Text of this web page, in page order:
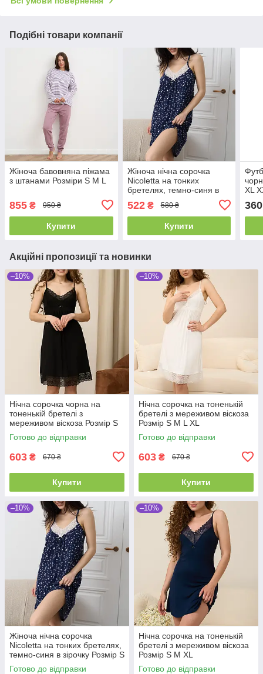
Подібні товари компанії
Жіноча бавовняна піжама
з штанами Розміри S M L
855 ₴ 950 ₴
Купити
Жіноча нічна сорочка
Nicoletta на тонких
бретелях, темно-синя в
522₴ 580 ₴
Купити
XL
360
Акційні пропозиції та новинки
–10%
Нічна сорочка чорна на
тоненькій бретелі з
мереживом віскоза Розмір S
M L XL
Готово до відправки
603 ₴ 670 ₴
Купити
–10%
Нічна сорочка на тоненькій
бретелі з мереживом віскоза
Розмір S M L XL
Готово до відправки
603 ₴ 670 ₴
Купити
–10%
Жіноча нічна сорочка
Nicoletta на тонких бретелях,
темно-синя в зірочку Розмір S
M L
Готово до відправки
–10%
Нічна сорочка на тоненькій
бретелі з мереживом віскоза
Розмір S M XL
Готово до відправки